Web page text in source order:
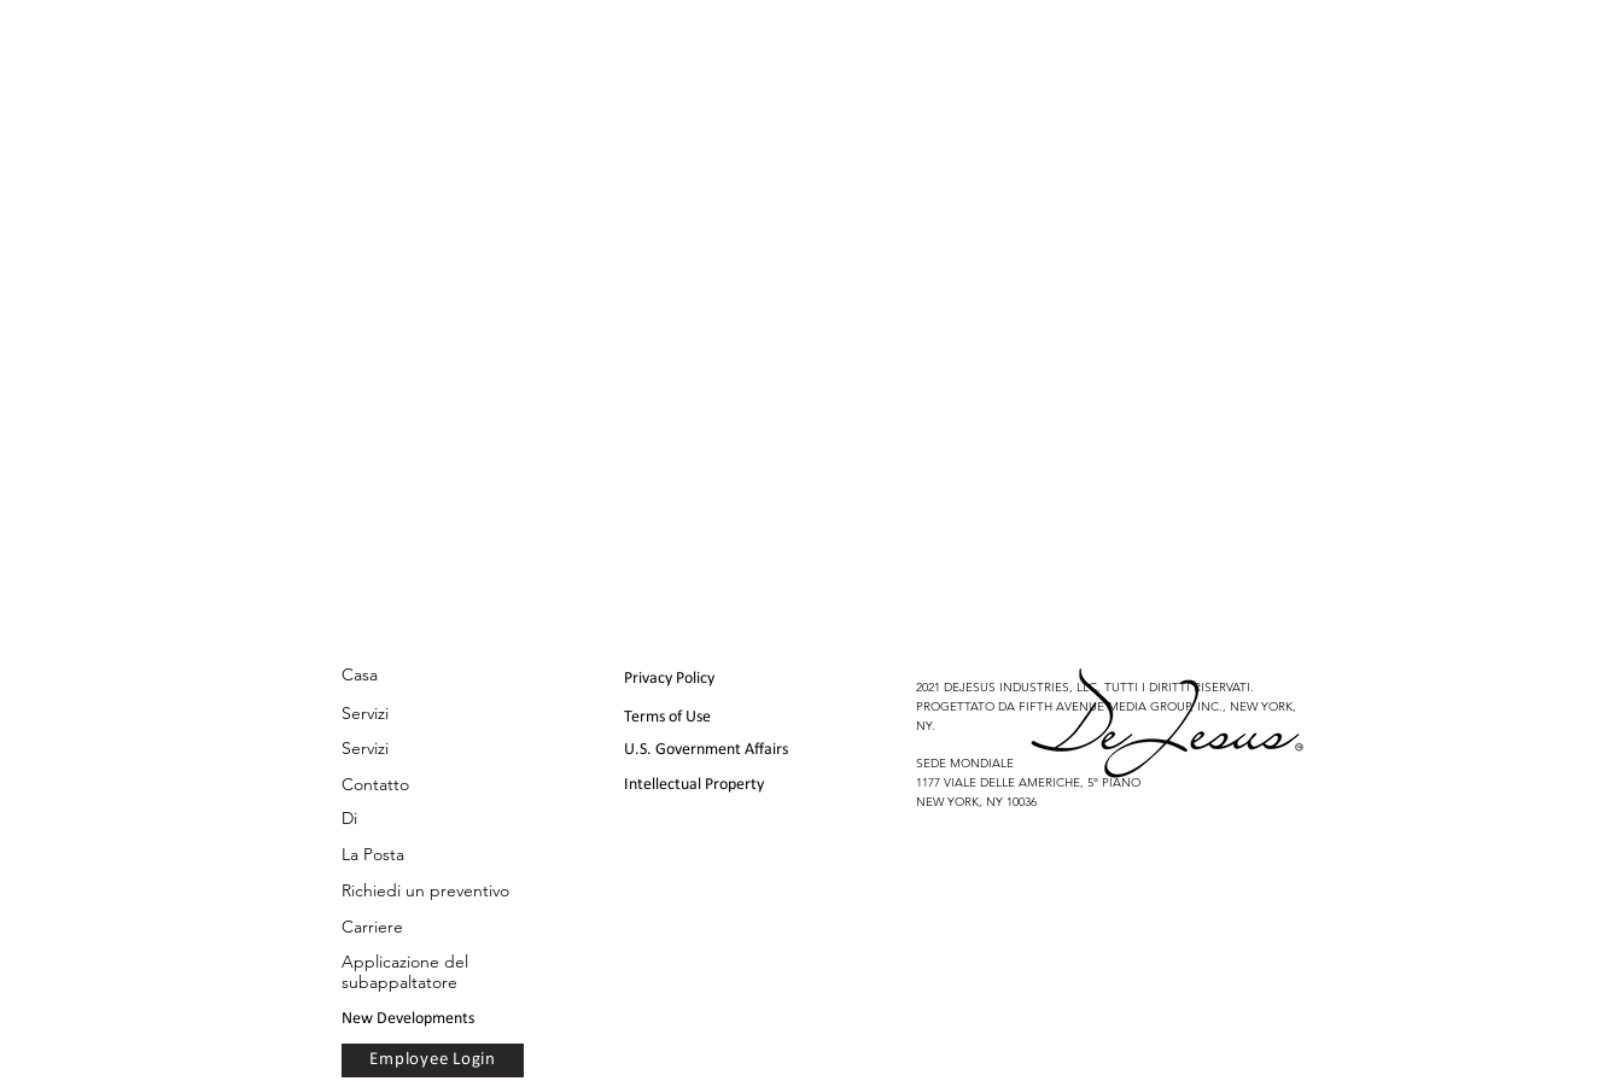
Casa
Servizi
Servizi
Contatto
Privacy Policy
Terms of Use
U.S. Government Affairs
Intellectual Property
Di
La Posta
Richiedi un preventivo
Carriere
Applicazione del
subappaltatore
New Developments
Employee Login
2021 DEJESUS INDUSTRIES, LLC. TUTTI I DIRITTI RISERVATI.
PROGETTATO DA FIFTH AVENUE MEDIA GROUP, INC., NEW YORK,
NY.
SEDE MONDIALE
1177 VIALE DELLE AMERICHE, 5° PIANO
NEW YORK, NY 10036